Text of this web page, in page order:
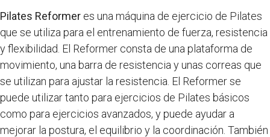
Pilates Reformer es una máquina de ejercicio de Pilates
que se utiliza para el entrenamiento de fuerza, resistencia
y flexibilidad. El Reformer consta de una plataforma de
movimiento, una barra de resistencia y unas correas que
se utilizan para ajustar la resistencia. El Reformer se
puede utilizar tanto para ejercicios de Pilates básicos
como para ejercicios avanzados, y puede ayudar a
mejorar la postura, el equilibrio y la coordinación. También